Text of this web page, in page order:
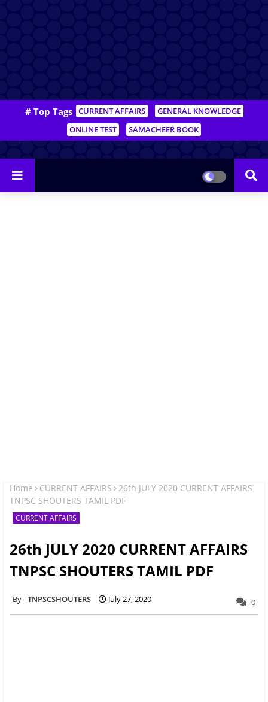
# Top Tags CURRENT AFFAIRS
GENERAL KNOWLEDGE
ONLINE TEST
SAMACHEER BOOK
Home CURRENT AFFAIRS
26th JULY 2020 CURRENT AFFAIRS
TNPSC SHOUTERS TAMIL PDF
CURRENT AFFAIRS
26th JULY 2020 CURRENT AFFAIRS
TNPSC SHOUTERS TAMIL PDF
TNPSCSHOUTERS July 27, 2020 0